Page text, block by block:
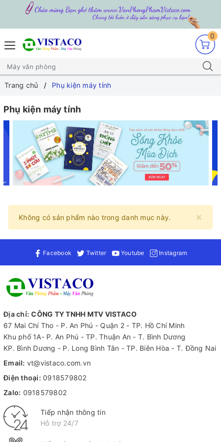
0
Trang chủ Phụ kiện máy tính
Phụ kiện máy tính
×
Không có sản phẩm nào trong danh mục này.
Facebook Twitter Youtube Instagram
Địa chỉ: CÔNG TY TNHH MTV VISTACO
67 Mai Chí Tho - P. An Phú - Quận 2 - TP. Hồ Chí Minh
Khu phố 1A- P. An Phú - TP. Thuận An - T. Bình Dương
KP. Bình Dương - P. Long Bình Tân - TP. Biên Hòa - T. Đồng Nai
Email: vt@vistaco.com.vn
Điện thoại: 0918579802
Zalo: 0918579802
Tiếp nhận thông tin
Hỗ trợ 24/7